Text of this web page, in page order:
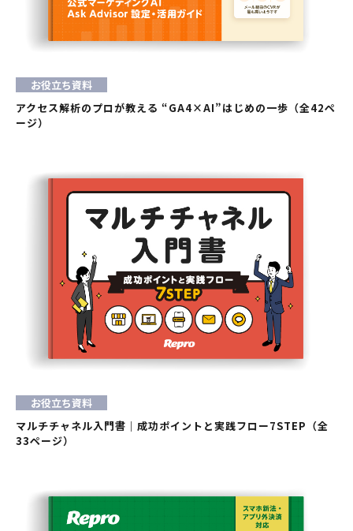
お役立ち資料
アクセス解析のプロが教える “GA4×AI”はじめの一歩（全42ペ
ージ）
お役立ち資料
マルチチャネル入門書｜成功ポイントと実践フロー7STEP（全
33ページ）